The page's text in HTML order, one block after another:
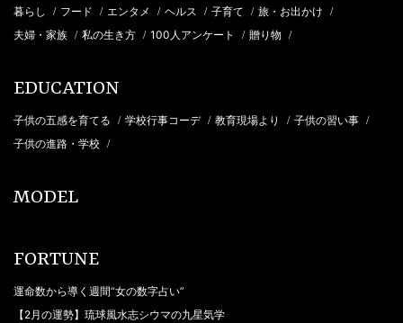
暮らし / フード / エンタメ / ヘルス / 子育て / 旅・お出かけ /
夫婦・家族 / 私の生き方 / 100人アンケート / 贈り物 /
EDUCATION
子供の五感を育てる / 学校行事コーデ / 教育現場より / 子供の習い事 /
子供の進路・学校 /
MODEL
FORTUNE
運命数から導く週間“女の数字占い”
【2月の運勢】琉球風水志シウマの九星気学